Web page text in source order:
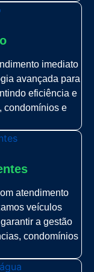
imediato
avançada para
eficiência e
condomínios e
atendimento
veículos
a gestão
condomínios